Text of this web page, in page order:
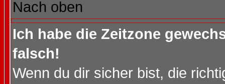
Nach oben
Ich habe die Zeitzone
falsch!
Wenn du dir sicher bist, die